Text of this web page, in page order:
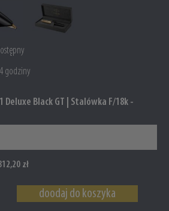
godziny
Deluxe Black GT | Stalówka F/18k -
zł
doodaj do koszyka